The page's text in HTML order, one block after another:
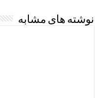
نوشته های مشابه